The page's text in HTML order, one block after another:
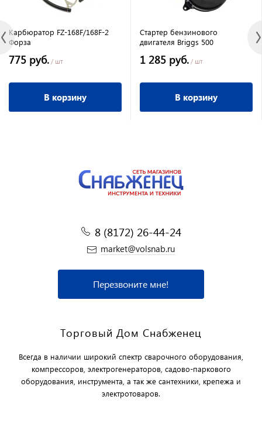
Карбюратор FZ-168F/168F-2
Форза
775 руб. / шт
В корзину
Стартер бензинового
двигателя Briggs 500
1 285 руб. / шт
В корзину
8 (8172) 26-44-24
market@volsnab.ru
Перезвоните мне!
Торговый Дом Снабженец
Всегда в наличии широкий спектр сварочного оборудования,
компрессоров, электрогенераторов, садово-паркового
оборудования, инструмента, а так же сантехники, крепежа и
электротоваров.